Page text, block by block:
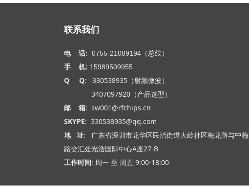
联系我们
电 话: 0755-21089194（总线）
手 机: 15989509955
Q Q: 330538935（射频微波）
3407097920（产品选型）
邮 箱: sw001@rfchips.cn
SKYPE: 330538935@qq.com
地 址: 广东省深圳市龙华区民治街道大岭社区梅龙路与中梅
路交汇处光浩国际中心A座27-B
工作时间: 周一 至 周五 9:00-18:00